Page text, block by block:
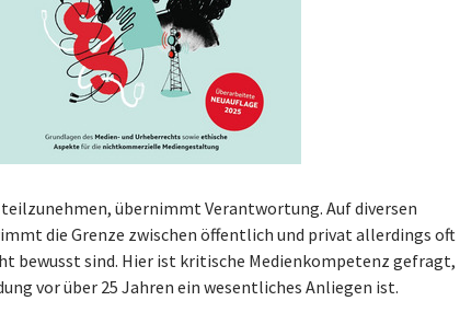
übernimmt Verantwortung. Auf diversen
die Grenze zwischen öffentlich und privat allerdings oft
bewusst sind. Hier ist kritische Medienkompetenz gefragt,
vor über 25 Jahren ein wesentliches Anliegen ist.